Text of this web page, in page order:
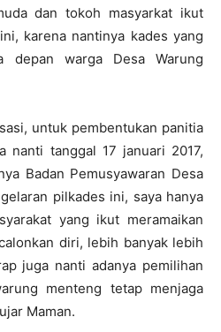
dan tokoh masyarkat ikut
karena nantinya kades yang
depan warga Desa Warung
untuk pembentukan panitia
nanti tanggal 17 januari 2017,
Badan Pemusyawaran Desa
pilkades ini, saya hanya
yang ikut meramaikan
diri, lebih banyak lebih
juga nanti adanya pemilihan
menteng tetap menjaga
Maman.